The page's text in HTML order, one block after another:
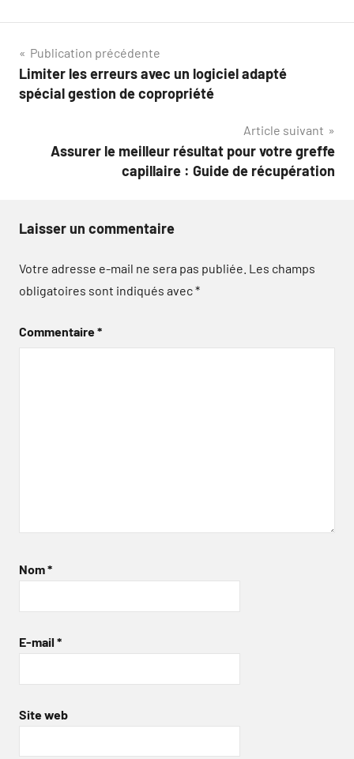
Navigation
de
Publication précédente
Limiter les erreurs avec un logiciel adapté
spécial gestion de copropriété
Article suivant
Assurer le meilleur résultat pour votre greffe
capillaire : Guide de récupération
Laisser un commentaire
Votre adresse e-mail ne sera pas publiée. Les champs
obligatoires sont indiqués avec*
Commentaire*
Nom*
E-mail *
Site web